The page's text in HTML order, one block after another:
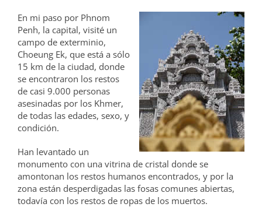
En mi paso por Phnom
Penh, la capital, visité un
campo de exterminio,
Choeung Ek, que está a sólo
15 km de la ciudad, donde
se encontraron los restos
de casi 9.000 personas
asesinadas por los Khmer,
de todas las edades, sexo, y
condición.
Han levantado un
monumento con una vitrina de cristal donde se
amontonan los restos humanos encontrados, y por la
zona están desperdigadas las fosas comunes abiertas,
todavía con los restos de ropas de los muertos.